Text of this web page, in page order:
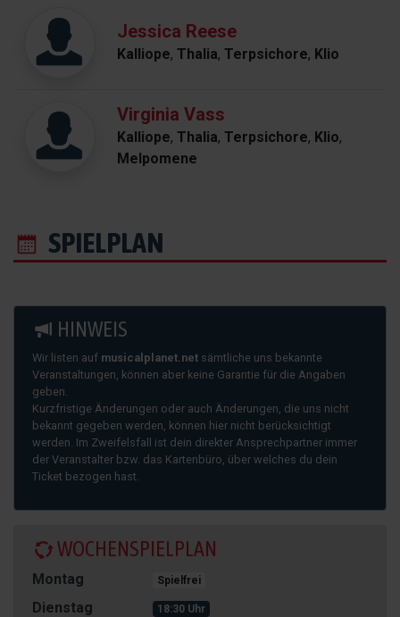
Jessica Reese
Kalliope, Thalia, Terpsichore, Klio
Virginia Vass
Kalliope, Thalia, Terpsichore, Klio,
Melpomene
SPIELPLAN
HINWEIS
Wir listen auf musicalplanet.net sämtliche uns bekannte
Veranstaltungen, können aber keine Garantie für die Angaben
geben.
Kurzfristige Änderungen oder auch Änderungen, die uns nicht
bekannt gegeben werden, können hier nicht berücksichtigt
werden. Im Zweifelsfall ist dein direkter Ansprechpartner immer
der Veranstalter bzw. das Kartenbüro, über welches du dein
Ticket bezogen hast.
WOCHENSPIELPLAN
Montag Spielfrei
Dienstag 18:30 Uhr